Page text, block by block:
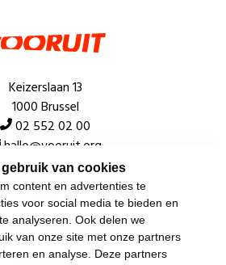
gebruik van cookies
content en advertenties te
voor social media te bieden en
analyseren. Ook delen we
van onze site met onze partners
en analyse. Deze partners
Keizerslaan 13
1000 Brussel
02 552 02 00
hallo@vooruit.org
Snel
de beweging